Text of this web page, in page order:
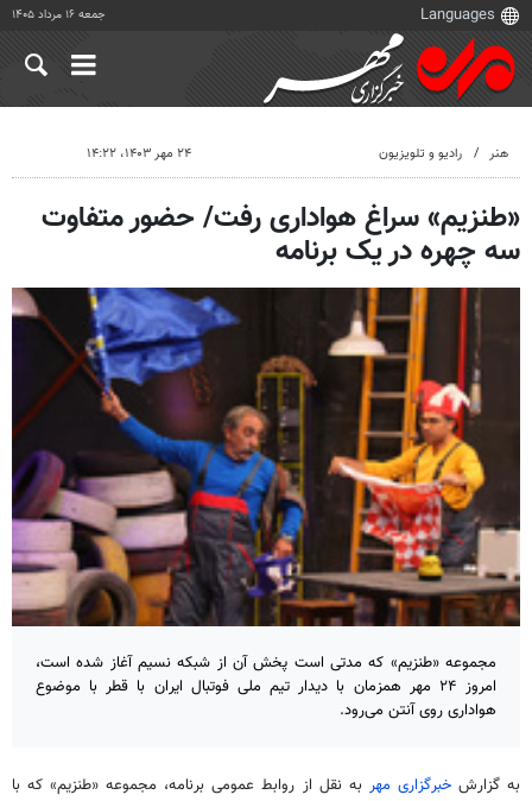
جمعه ۱۶ مرداد ۱۴۰۵
هنر رادیو و تلویزیون ۲۴ مهر ۱۴۰۳، ۱۴:۲۲
«طنزیم» سراغ هواداری رفت/ حضور متفاوت
سه چهره در یک برنامه
مجموعه «طنزیم» که مدتی است پخش آن از شبکه نسیم آغاز شده است،
امروز ۲۴ مهر همزمان با دیدار تیم ملی فوتبال ایران با قطر با موضوع
هواداری روی آنتن می‌رود.
به گزارشخبرگزاری مهر به نقل از روابط عمومی برنامه، مجموعه «طنزیم» که با